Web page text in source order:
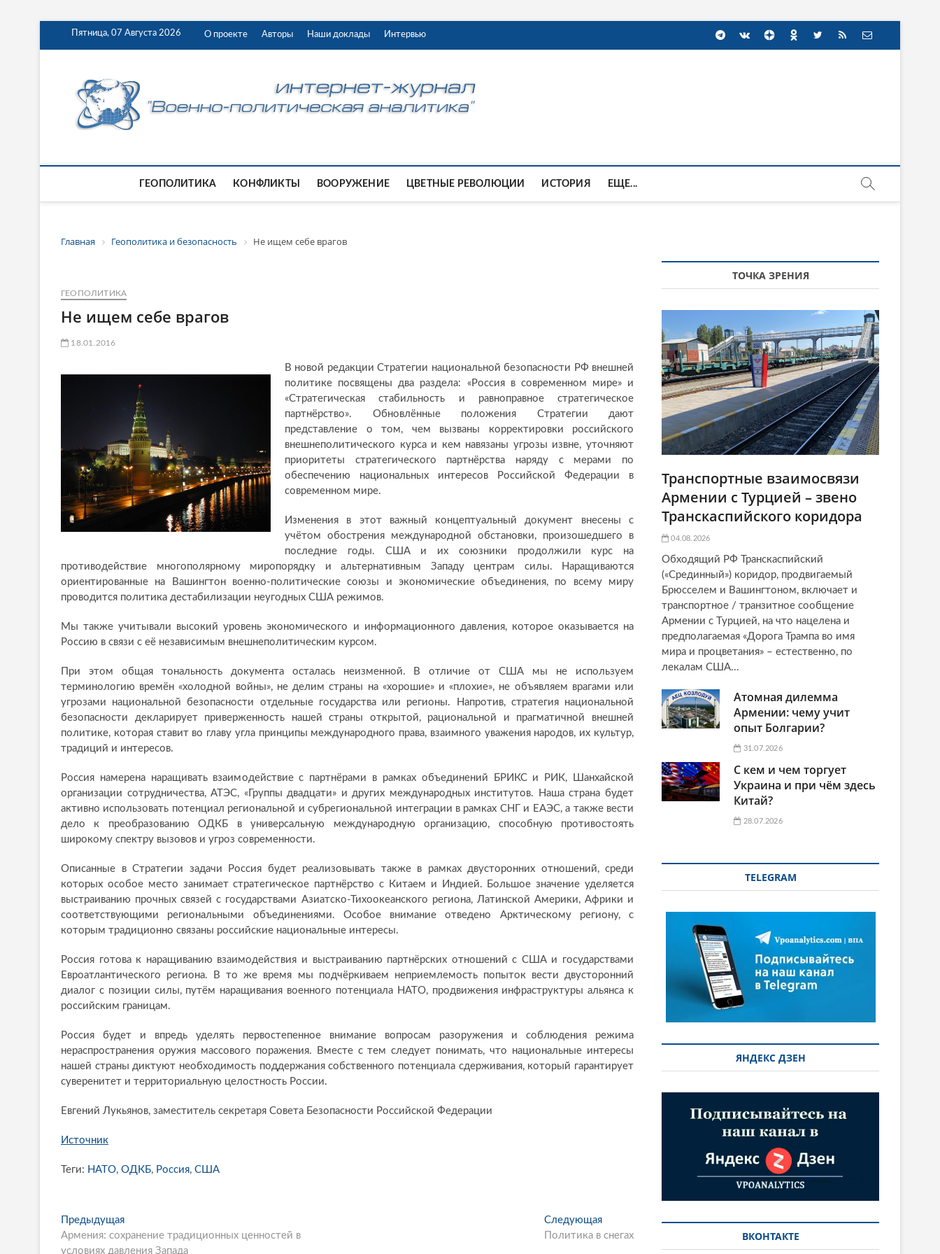
Пятница, 07 Августа 2026 О проекте Авторы Наши доклады Интервью
ГЕОПОЛИТИКА КОНФЛИКТЫ ВООРУЖЕНИЕ ЦВЕТНЫЕ РЕВОЛЮЦИИ ИСТОРИЯ ЕЩЕ...
Главная Геополитика и безопасность Не ищем себе врагов
ГЕОПОЛИТИКА
Не ищем себе врагов
18.01.2016
В новой редакции Стратегии национальной безопасности РФ внешней
политике посвящены два раздела: «Россия в современном мире» и
«Стратегическая стабильность и равноправное стратегическое
партнёрство». Обновлённые положения Стратегии дают
представление о том, чем вызваны корректировки российского
внешнеполитического курса и кем навязаны угрозы извне, уточняют
приоритеты стратегического партнёрства наряду с мерами по
обеспечению национальных интересов Российской Федерации в
современном мире.
Изменения в этот важный концептуальный документ внесены с
учётом обострения международной обстановки, произошедшего в
последние годы. США и их союзники продолжили курс на
противодействие многополярному миропорядку и альтернативным Западу центрам силы. Наращиваются
ориентированные на Вашингтон военно-политические союзы и экономические объединения, по всему миру
проводится политика дестабилизации неугодных США режимов.
Мы также учитывали высокий уровень экономического и информационного давления, которое оказывается на
Россию в связи с её независимым внешнеполитическим курсом.
При этом общая тональность документа осталась неизменной. В отличие от США мы не используем
терминологию времён «холодной войны», не делим страны на «хорошие» и «плохие», не объявляем врагами или
угрозами национальной безопасности отдельные государства или регионы. Напротив, стратегия национальной
безопасности декларирует приверженность нашей страны открытой, рациональной и прагматичной внешней
политике, которая ставит во главу угла принципы международного права, взаимного уважения народов, их культур,
традиций и интересов.
Россия намерена наращивать взаимодействие с партнёрами в рамках объединений БРИКС и РИК, Шанхайской
организации сотрудничества, АТЭС, «Группы двадцати» и других международных институтов. Наша страна будет
активно использовать потенциал региональной и субрегиональной интеграции в рамках СНГ и ЕАЭС, а также вести
дело к преобразованию ОДКБ в универсальную международную организацию, способную противостоять
широкому спектру вызовов и угроз современности.
Описанные в Стратегии задачи Россия будет реализовывать также в рамках двусторонних отношений, среди
которых особое место занимает стратегическое партнёрство с Китаем и Индией. Большое значение уделяется
выстраиванию прочных связей с государствами Азиатско-Тихоокеанского региона, Латинской Америки, Африки и
соответствующими региональными объединениями. Особое внимание отведено Арктическому региону, с
которым традиционно связаны российские национальные интересы.
Россия готова к наращиванию взаимодействия и выстраиванию партнёрских отношений с США и государствами
Евроатлантического региона. В то же время мы подчёркиваем неприемлемость попыток вести двусторонний
диалог с позиции силы, путём наращивания военного потенциала НАТО, продвижения инфраструктуры альянса к
российским границам.
Россия будет и впредь уделять первостепенное внимание вопросам разоружения и соблюдения режима
нераспространения оружия массового поражения. Вместе с тем следует понимать, что национальные интересы
нашей страны диктуют необходимость поддержания собственного потенциала сдерживания, который гарантирует
суверенитет и территориальную целостность России.
Евгений Лукьянов, заместитель секретаря Совета Безопасности Российской Федерации
Источник
Теги: НАТО, ОДКБ, Россия, США
P
o
Предыдущая
р
е
Армения: сохранение традиционных ценностей в
условиях давления Запада
Следующая
л
Политика в снегах
ТОЧКА ЗРЕНИЯ
Транспортные взаимосвязи
Армении с Турцией – звено
Транскаспийского коридора
04.08.2026
Обходящий РФ Транскаспийский
(«Срединный») коридор, продвигаемый
Брюсселем и Вашингтоном, включает и
транспортное / транзитное сообщение
Армении с Турцией, на что нацелена и
предполагаемая «Дорога Трампа во имя
мира и процветания» – естественно, по
лекалам США...
Атомная дилемма
Армении: чему учит
опыт Болгарии?
31.07.2026
С кем и чем торгует
Украина и при чём здесь
Китай?
28.07.2026
TELEGRAM
ЯНДЕКС ДЗЕН
ВКОНТАКТЕ